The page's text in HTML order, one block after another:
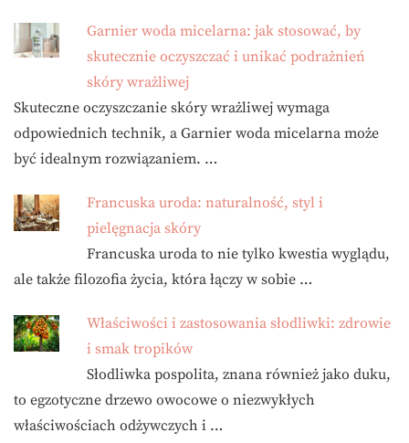
Garnier woda micelarna: jak stosować, by
skutecznie oczyszczać i unikać podrażnień
skóry wrażliwej
Skuteczne oczyszczanie skóry wrażliwej wymaga
odpowiednich technik, a Garnier woda micelarna może
być idealnym rozwiązaniem. …
Francuska uroda: naturalność, styl i
pielęgnacja skóry
Francuska uroda to nie tylko kwestia wyglądu,
ale także filozofia życia, która łączy w sobie …
Właściwości i zastosowania słodliwki: zdrowie
i smak tropików
Słodliwka pospolita, znana również jako duku,
to egzotyczne drzewo owocowe o niezwykłych
właściwościach odżywczych i …